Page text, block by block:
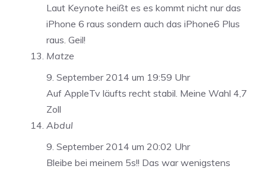
Laut Keynote heißt es es kommt nicht nur das
iPhone 6 raus sondern auch das iPhone6 Plus
raus. Geil!
Matze
9. September 2014 um 19:59 Uhr
Auf AppleTv läufts recht stabil. Meine Wahl 4,7
Zoll
Abdul
9. September 2014 um 20:02 Uhr
Bleibe bei meinem 5s!! Das war wenigstens